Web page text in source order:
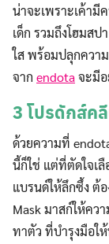
น่าจะเพราะเค้า
เด็ก รวมถึงโฮมสป
ใส พร้อมปลุกควา
จาก endotaจะมีอ
3 โปรดักส์ค
ด้วยความที่
นี้ก็ใช่ แต่ที่ตัดใจเ
แบรนด์ให้ลึกซึ้ง ต้
Mask มาสก์ให้คว
ทาตัว ที่บำรุงมือใ